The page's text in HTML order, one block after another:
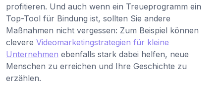
profitieren. Und auch wenn ein Treueprogramm ein
Top-Tool für Bindung ist, sollten Sie andere
Maßnahmen nicht vergessen: Zum Beispiel können
clevere Videomarketingstrategien für kleine
Unternehmen ebenfalls stark dabei helfen, neue
Menschen zu erreichen und Ihre Geschichte zu
erzählen.